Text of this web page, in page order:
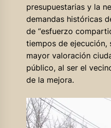
presupuestarias y la
demandas históricas
de “esfuerzo
tiempos de ejecución,
mayor valoración
público, al ser el
de la mejora.